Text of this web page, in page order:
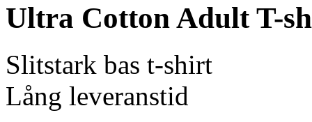
Ultra Cotton Adult T-
Slitstark bas t-shirt
Lång leveranstid